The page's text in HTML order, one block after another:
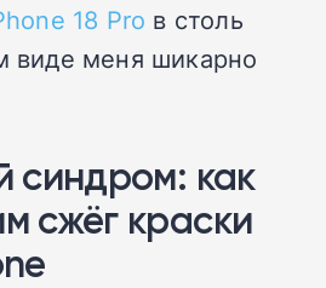
18 Pro в столь
виде меня шикарно
синдром: как
сжёг краски